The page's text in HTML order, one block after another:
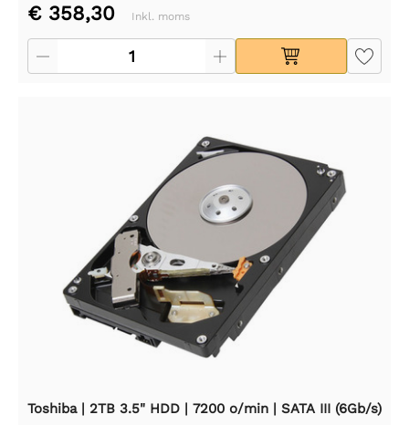
€ 358,30 Inkl. moms
Toshiba | 2TB 3.5" HDD | 7200 o/min | SATA III (6Gb/s)